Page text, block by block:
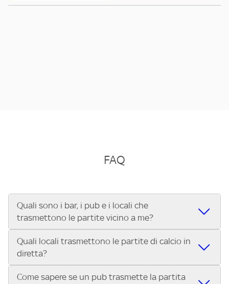
FAQ
Quali sono i bar, i pub e i locali che
trasmettono le partite vicino a me?
Se cerchi un bar, pub, ristorante o locale vicino a te per
vedere le partite di Serie A ENILIVE, la Serie C Sky Wifi, la
UEFA Champions League, la UEFA Europa League, la UEFA
Conference League, il Tennis, la Formula 1®, la MotoGP™ e
Quali locali trasmettono le partite di calcio in
diretta?
Vuoi sapere quali bar, pub o ristoranti mostrano le partite
Come sapere se un pub trasmette la partita